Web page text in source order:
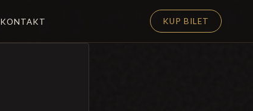
KONTAKT KUP BILET